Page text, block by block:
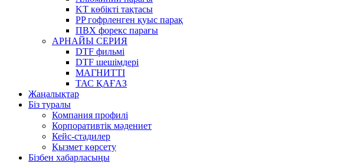
KT көбікті тақтасы
PP гофрленген қуыс парақ
ПВХ форекс парағы
АРНАЙЫ СЕРИЯ
DTF фильмі
DTF шешімдері
МАГНИТТІ
ТАС ҚАҒАЗ
Жаңалықтар
Біз туралы
Компания профилі
Корпоративтік мәдениет
Кейс-стадилер
Қызмет көрсету
Бізбен хабарласыңы